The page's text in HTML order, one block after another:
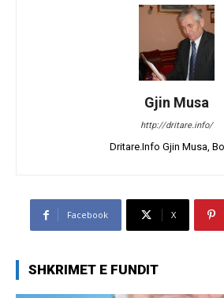
Gjin Musa
http://dritare.info/
Dritare.Info Gjin Musa,
Facebook X
SHKRIMET E FUNDIT